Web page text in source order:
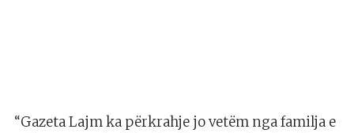
“Gazeta Lajm ka përkrahje jo vetëm nga familja e